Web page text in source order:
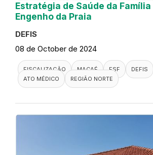
Estratégia de Saúde da Família
Engenho da Praia
DEFIS
08 de October de 2024
FISCALIZAÇÃO MACAÉ ESF
DEFIS
ATO MÉDICO
REGIÃO NORTE